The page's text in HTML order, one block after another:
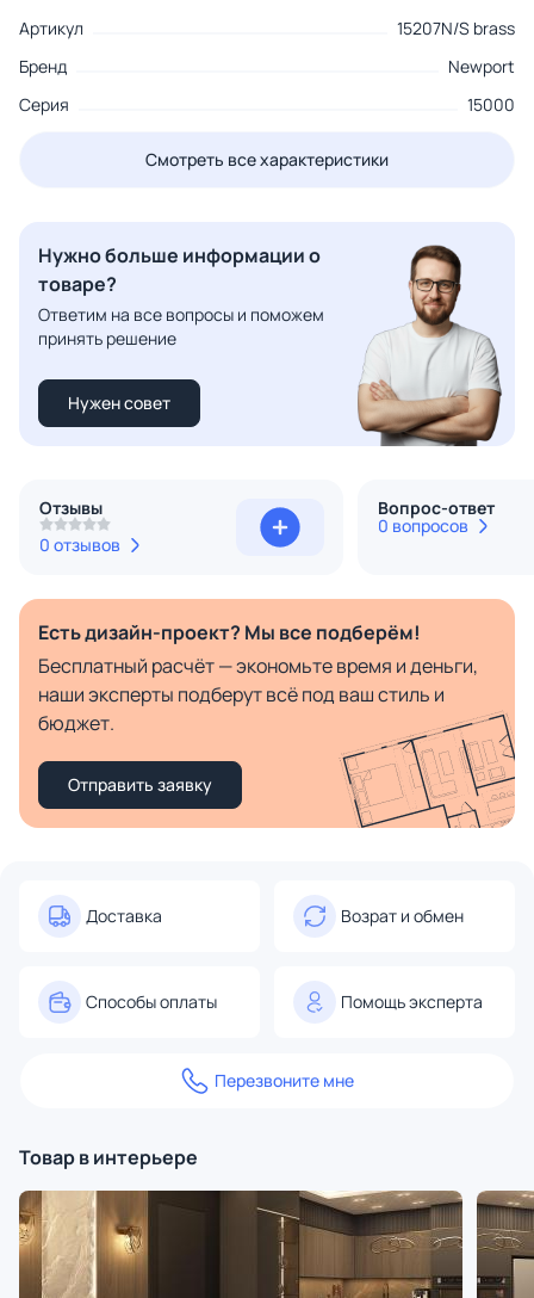
Артикул
15207N/S brass
Бренд
Newport
Серия
15000
Смотреть все характеристики
Нужно больше информации о
товаре?
Ответим на все вопросы и поможем
принять решение
Нужен совет
Отзывы
0 отзывов
Вопрос-ответ
0 вопросов
Есть дизайн-проект? Мы все подберём!
Бесплатный расчёт — экономьте время и деньги,
наши эксперты подберут всё под ваш стиль и
бюджет.
Отправить заявку
Доставка Возрат и обмен
Способы оплаты Помощь эксперта
Перезвоните мне
Товар в интерьере